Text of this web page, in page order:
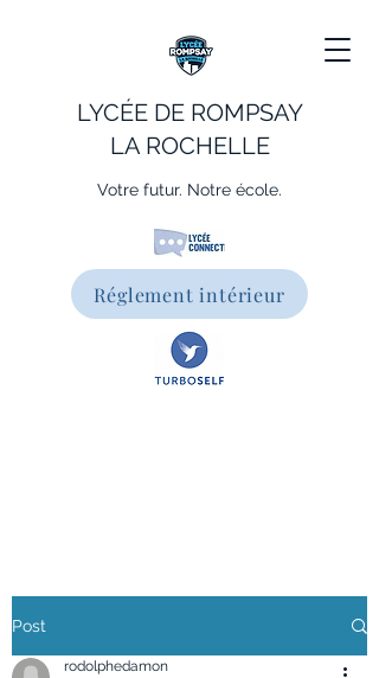
LYCÉE DE ROMPSAY
LA ROCHELLE
Votre futur. Notre école.
Réglement intérieur
Post
rodolphedamon